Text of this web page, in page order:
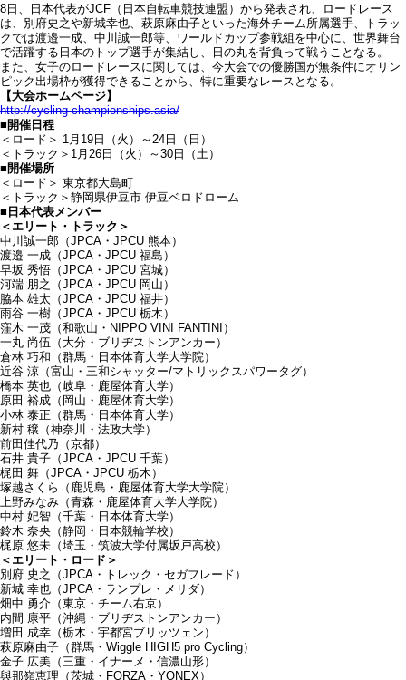
8日、日本代表がJCF（日本自転車競技連盟）から発表され、ロードレース
は、別府史之や新城幸也、萩原麻由子といった海外チーム所属選手、トラッ
クでは渡邉一成、中川誠一郎等、ワールドカップ参戦組を中心に、世界舞台
で活躍する日本のトップ選手が集結し、日の丸を背負って戦うことなる。
また、女子のロードレースに関しては、今大会での優勝国が無条件にオリン
ピック出場枠が獲得できることから、特に重要なレースとなる。
【大会ホームページ】
http://cycling-championships.asia/
■開催日程
＜ロード＞ 1月19日（火）～24日（日）
＜トラック＞1月26日（火）～30日（土）
■開催場所
＜ロード＞ 東京都大島町
＜トラック＞静岡県伊豆市 伊豆ベロドローム
■日本代表メンバー
＜エリート・トラック＞
中川誠一郎（JPCA・JPCU 熊本）
渡邉 一成（JPCA・JPCU 福島）
早坂 秀悟（JPCA・JPCU 宮城）
河端 朋之（JPCA・JPCU 岡山）
脇本 雄太（JPCA・JPCU 福井）
雨谷 一樹（JPCA・JPCU 栃木）
窪木 一茂（和歌山・NIPPO VINI FANTINI）
一丸 尚伍（大分・ブリヂストンアンカー）
倉林 巧和（群馬・日本体育大学大学院）
近谷 涼（富山・三和シャッター/マトリックスパワータグ）
橋本 英也（岐阜・鹿屋体育大学）
原田 裕成（岡山・鹿屋体育大学）
小林 泰正（群馬・日本体育大学）
新村 穣（神奈川・法政大学）
前田佳代乃（京都）
石井 貴子（JPCA・JPCU 千葉）
梶田 舞（JPCA・JPCU 栃木）
塚越さくら（鹿児島・鹿屋体育大学大学院）
上野みなみ（青森・鹿屋体育大学大学院）
中村 妃智（千葉・日本体育大学）
鈴木 奈央（静岡・日本競輪学校）
梶原 悠未（埼玉・筑波大学付属坂戸高校）
＜エリート・ロード＞
別府 史之（JPCA・トレック・セガフレード）
新城 幸也（JPCA・ランプレ・メリダ）
畑中 勇介（東京・チーム右京）
内間 康平（沖縄・ブリヂストンアンカー）
増田 成幸（栃木・宇都宮ブリッツェン）
萩原麻由子（群馬・Wiggle HIGH5 pro Cycling）
金子 広美（三重・イナーメ・信濃山形）
與那嶺恵理（茨城・FORZA・YONEX）